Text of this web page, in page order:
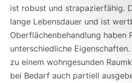
ist robust und strapazierfähig.
lange Lebensdauer und ist
Oberflächenbehandlung haben
unterschiedliche
zu einem wohngesunden
bei Bedarf auch partiell